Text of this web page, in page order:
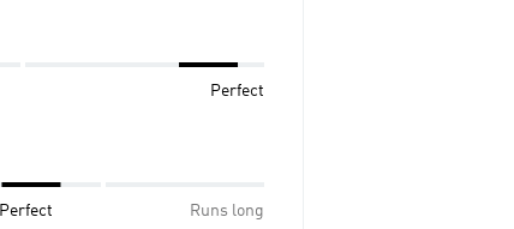
Perfect
Perfect Runs long